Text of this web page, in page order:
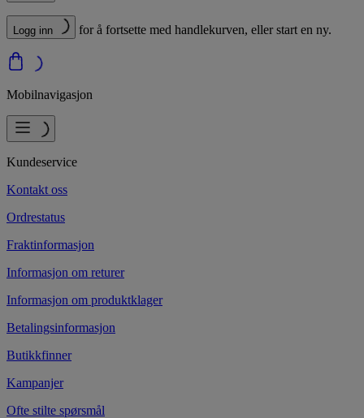
Logg inn for å fortsette med handlekurven, eller start en ny.
Mobilnavigasjon
Kundeservice
Kontakt oss
Ordrestatus
Fraktinformasjon
Informasjon om returer
Informasjon om produktklager
Betalingsinformasjon
Butikkfinner
Kampanjer
Ofte stilte spørsmål